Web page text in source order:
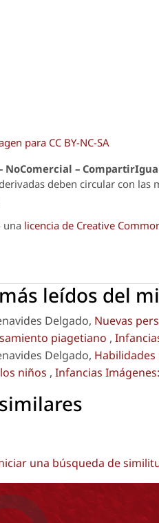
NoComercial –
deben circular con las
una licencia de Creative
leídos del
Delgado, Nuevas
piagetiano ,
Delgado,
niños , Infancias
una búsqueda de